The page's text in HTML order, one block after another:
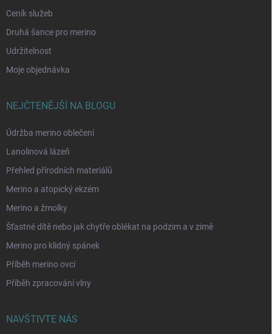
Ceník služeb
Druhá šance pro merino
Udržitelnost
Moje objednávka
NEJČTENĚJŠÍ NA BLOGU
Údržba merino oblečení
Lanolinová lázeň
Přehled přírodních materiálů
Merino a atopický ekzém
Merino a žmolky
Šťastné dítě nebo jak chytře oblékat na podzim a v zimě
Merino pro klidný spánek
Příběh merino ovcí
Příběh zpracování vlny
NAVŠTIVTE NÁS